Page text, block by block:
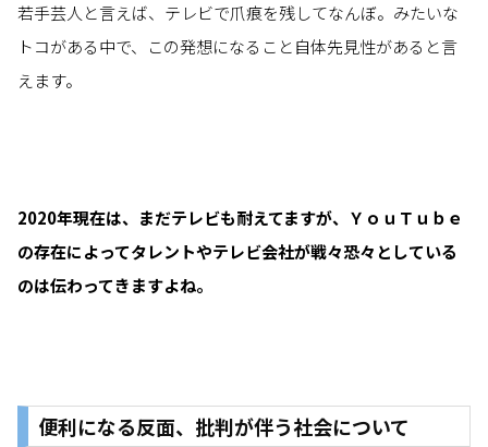
若手芸人と言えば、テレビで爪痕を残してなんぼ。みたいな
トコがある中で、この発想になること自体先見性があると言
えます。
2020年現在は、まだテレビも耐えてますが、ＹｏｕＴｕｂｅ
の存在によってタレントやテレビ会社が戦々恐々としている
のは伝わってきますよね。
便利になる反面、批判が伴う社会について